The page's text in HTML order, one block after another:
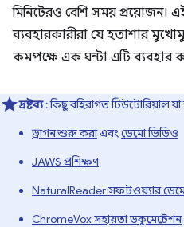
মিনিটেরও বেশি সময় প্রয়োজন।
ব্যবহারকারীরা যে হতাশার
কমপক্ষে এক ঘন্টা এটি ব্যবহার
দ্রষ্টব্য: কিছু বহিরাগত টিউটোরিয়াল
ড্রাগন শুরু করাএবংডেমো ভিডিও
JAWS প্রশিক্ষণ
NaturalReader সফটওয়্যার
ChromeVox সহায়তা ডকুমেন্টেশন